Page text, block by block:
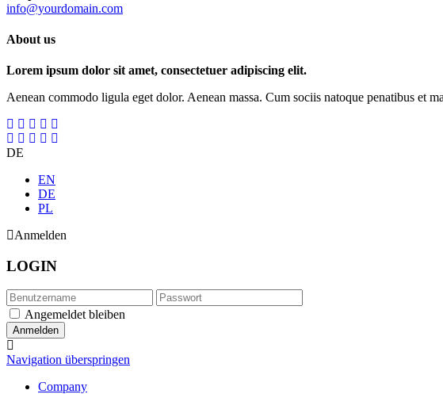
info@yourdomain.com
About us
Lorem ipsum dolor sit amet, consectetuer adipiscing elit.
Aenean commodo ligula eget dolor. Aenean massa. Cum sociis natoque penatibus et
DE
EN
DE
PL
Anmelden
LOGIN
Angemeldet bleiben
Navigation überspringen
Company